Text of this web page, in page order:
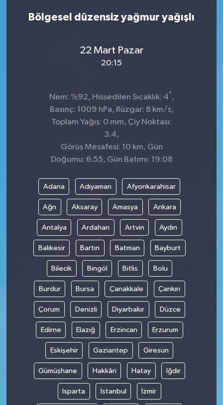
Bölgesel düzensiz yağmur yağışlı
22 Mart Pazar
20:15
Nem: %92, Hissedilen Sıcaklık: 4° ,
Basınç: 1009 hPa, Rüzgar: 8 km/s,
Toplam Yağış: 0 mm, Çiy Noktası:
3.4,
Görüş Mesafesi: 10 km, Gün
Doğumu: 6:55, Gün Batımı: 19:08
Adana Adıyaman Afyonkarahisar
Ağrı Aksaray Amasya Ankara
Antalya Ardahan Artvin Aydın
Balıkesir Bartın Batman Bayburt
Bilecik Bingöl Bitlis Bolu
Burdur Bursa Çanakkale Çankırı
Çorum Denizli Diyarbakır Düzce
Edirne Elazığ Erzincan Erzurum
Eskişehir Gaziantep Giresun
Gümüşhane Hakkâri Hatay Iğdır
Isparta İstanbul İzmir